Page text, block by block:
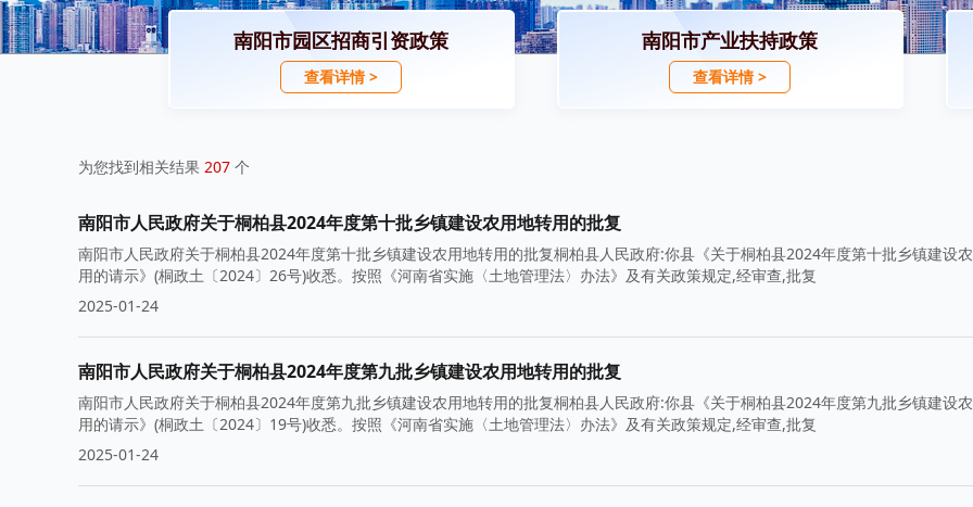
南阳市园区招商引资政策
查看详情 >
南阳市产业扶持政策
查看详情 >
为您找到相关结果 207 个
南阳市人民政府关于桐柏县2024年度第十批乡镇建设农用地转用的批复
南阳市人民政府关于桐柏县2024年度第十批乡镇建设农用地转用的批复桐柏县人民政府:你县《关于桐柏县2024年度第十批乡镇建设
用的请示》(桐政土〔2024〕26号)收悉。按照《河南省实施〈土地管理法〉办法》及有关政策规定,经审查,批复
2025-01-24
南阳市人民政府关于桐柏县2024年度第九批乡镇建设农用地转用的批复
南阳市人民政府关于桐柏县2024年度第九批乡镇建设农用地转用的批复桐柏县人民政府:你县《关于桐柏县2024年度第九批乡镇建设
用的请示》(桐政土〔2024〕19号)收悉。按照《河南省实施〈土地管理法〉办法》及有关政策规定,经审查,批复
2025-01-24